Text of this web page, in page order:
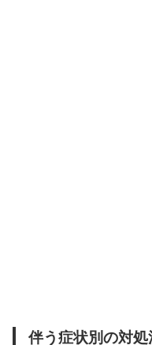
伴う症状別の対